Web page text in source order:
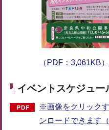
（PDF：3,061KB）
イベントスケジュー
※画像をクリック
ンロードできます